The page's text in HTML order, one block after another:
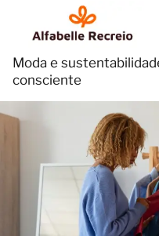
Moda e
consciente